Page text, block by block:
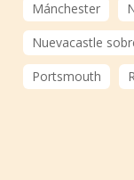
Mánchester
Nuevacastle
Portsmouth